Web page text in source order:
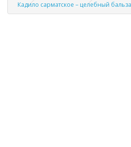
Кадило сарматское – целебный